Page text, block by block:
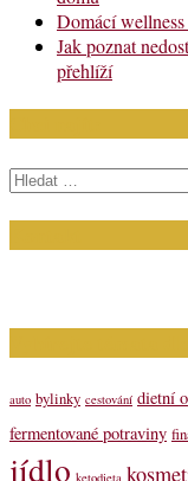
Domácí
Jak poznat
přehlíží
Vyhledávání
auto bylinky cestování dietní
fermentované potraviny
jídlo